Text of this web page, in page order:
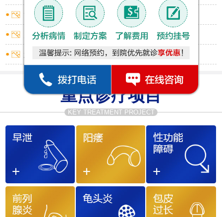
龟头炎红点不痛不痒
尿道炎出血怎么回事
怎么判断是否包皮过长
重点诊疗项目
KEY TREATMENT PROJECT